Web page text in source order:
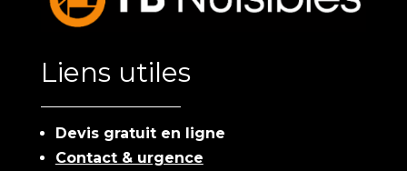
Liens utiles
Devis gratuit en ligne
Contact & urgence